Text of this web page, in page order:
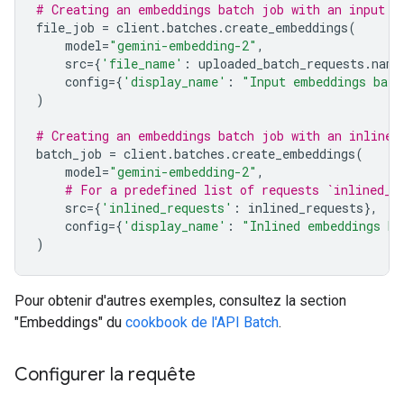
# Creating an embeddings batch job with an input
file_job = client.batches .create_embeddings(
model="gemini-embedding-2" ,
src={ 'file_name' : uploaded_batch_requests .name
config={ 'display_name' :
"Input embeddings
)
# Creating an embeddings batch job with an inline
batch_job = client.batches .create_embeddings(
model="gemini-embedding-2" ,
# For a predefined list of requests
src={ 'inlined_requests' : inlined_requests},
config={ 'display_name' :
"Inlined embeddings
)
Pour obtenir d'autres exemples, consultez la section
"Embeddings" du cookbook de l'API Batch.
Configurer la requête